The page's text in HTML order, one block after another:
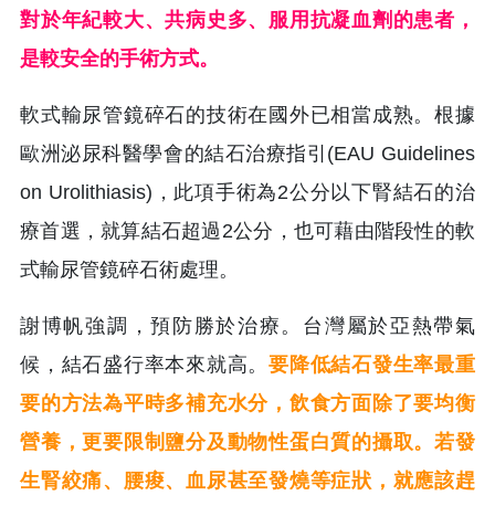
對於年紀較大、共病史多、服用抗凝血劑的患者，
是較安全的手術方式。
軟式輸尿管鏡碎石的技術在國外已相當成熟。根據
歐洲泌尿科醫學會的結石治療指引(EAU Guidelines
on Urolithiasis)，此項手術為2公分以下腎結石的治
療首選，就算結石超過2公分，也可藉由階段性的軟
式輸尿管鏡碎石術處理。
謝博帆強調，預防勝於治療。台灣屬於亞熱帶氣
候，結石盛行率本來就高。要降低結石發生率最重
要的方法為平時多補充水分，飲食方面除了要均衡
營養，更要限制鹽分及動物性蛋白質的攝取。若發
生腎絞痛、腰痠、血尿甚至發燒等症狀，就應該趕